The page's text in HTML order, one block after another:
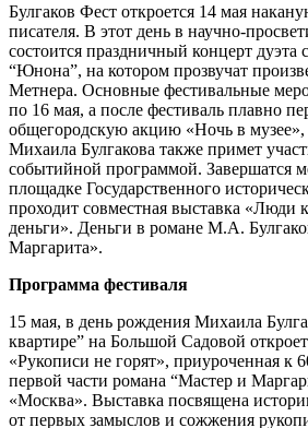
Булгаков Фест откроется 14 мая
писателя. В этот день в научно-
состоится праздничный концерт
“Юнона”, на котором прозвучат
Метнера. Основные фестивальные
по 16 мая, а после фестиваль плавно
общегородскую акцию «Ночь в
Михаила Булгакова также примет
событийной программой. Завершатся
площадке Государственного
проходит совместная выставка «Люди
деньги». Деньги в романе М.А.
Маргарита».
Программа фестиваля
15 мая, в день рождения Михаила
квартире” на Большой Садовой
«Рукописи не горят», приуроченная к
первой части романа “Мастер и
«Москва». Выставка посвящена
от первых замыслов и сожжения